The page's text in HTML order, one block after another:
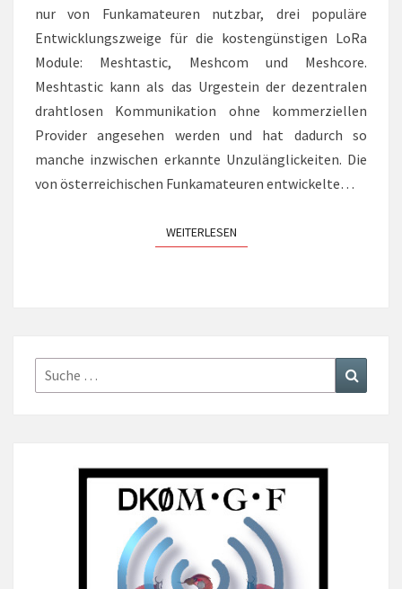
nur von Funkamateuren nutzbar, drei populäre
Entwicklungszweige für die kostengünstigen LoRa
Module: Meshtastic, Meshcom und Meshcore.
Meshtastic kann als das Urgestein der dezentralen
drahtlosen Kommunikation ohne kommerziellen
Provider angesehen werden und hat dadurch so
manche inzwischen erkannte Unzulänglickeiten. Die
von österreichischen Funkamateuren entwickelte…
WEITERLESENWEITERLESEN
Suche
nach: